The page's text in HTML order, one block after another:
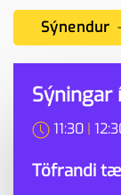
Sýnendur
Sýningar
11:30 |
Töfrandi